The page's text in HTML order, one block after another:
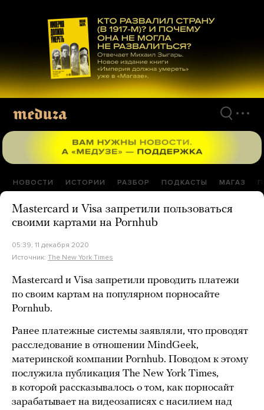
материалам
НОВОСТИ ИСТОРИИ РАЗБОР ПОДКАСТЫ МАГАЗ
Mastercard и Visa запретили пользоваться
своими картами на Pornhub
05:39, 11 декабря 2020
Источник: The New York Times
Mastercard и Visa запретили проводить платежи
по своим картам на популярном порносайте
Pornhub.
Ранее платежные системы заявляли, что проводят
расследование в отношении MindGeek,
материнской компании Pornhub. Поводом к этому
послужила публикация The New York Times,
в которой рассказывалось о том, как порносайт
зарабатывает на видеозаписях с насилием над